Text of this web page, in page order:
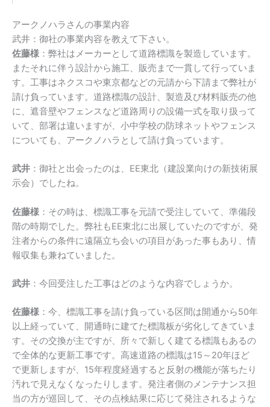
アークノハラさんの事業内容
武井：御社の事業内容を教えて下さい。
佐藤様 ：弊社はメーカーとして道路標識を製造しています。
またそれに伴う設計から施工、販売まで一貫して行っていま
す。工事はネクスコや東京都などの元請から下請まで弊社が
請け負っています。道路標識の設計、製造及び材料販売の他
に、遮音壁やフェンスなど道路周りの設備一式を取り扱って
いて、部署は違いますが、小中学校の防球ネットやフェンス
についても、アークノハラとして請け負っています。
武井 ：御社と出会ったのは、 EE東北（建設業向けの新技術展
示会）でしたね。
佐藤様 ：その時は、標識工事を元請で受注していて、準備段
階の時期でした。弊社もEE東北に出展していたのですが、発
注者からの条件に遠隔立ち会いの項目があった事もあり、情
報収集も兼ねていました。
武井 ：今回受注した工事はどのような内容でしょうか。
佐藤様 ：今、標識工事を請け負っている区間は開通から50年
以上経っていて、開通時に建てた標識板が劣化してきていま
す。その交換が主ですが、所々で新しく建てる標識もあるの
で全体的な更新工事です。高速道路の標識は15 ～ 20年ほど
で更新しますが、 15年程度経過すると反射の機能が落ちたり
汚れで見えなくなったりします。発注者側のメンテナンス担
当の方が巡回して、その点検結果に応じて発注されるような